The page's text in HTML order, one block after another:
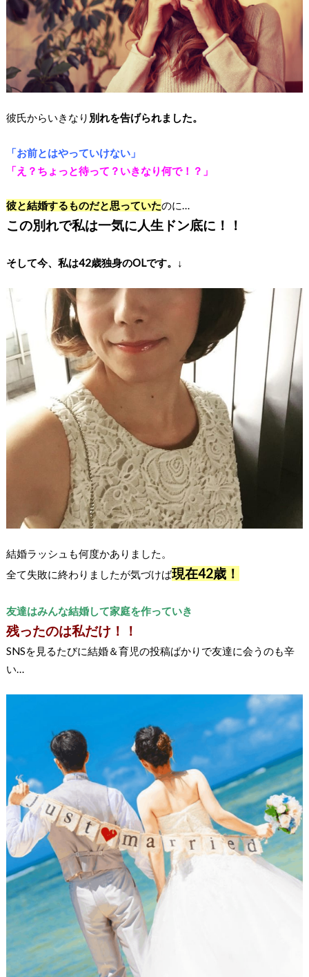
彼氏からいきなり 別れを告げられました。
「お前とはやっていけない」
「え？ちょっと待って？いきなり何で！？」
彼と結婚するものだと思っていたのに…
この別れで私は一気に人生ドン底に！！
そして今、 私は42歳独身のOLです。↓
結婚ラッシュも何度かありました。
全て失敗に終わりましたが気づけば現在42歳！
友達はみんな結婚して家庭を作っていき
残ったのは私だけ！！
SNSを見るたびに結婚＆育児の投稿ばかりで友達に会うのも辛
い…